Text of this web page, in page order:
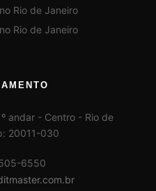
andar - Centro - Rio de
20011-030
6550